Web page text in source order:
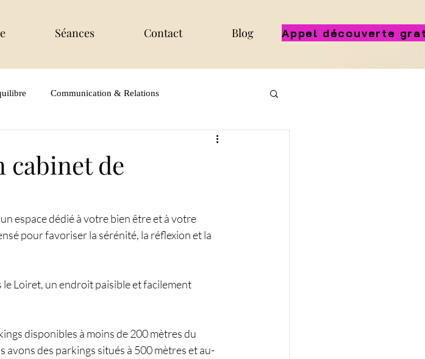
Séances Contact Blog
Communication & Relations
cabinet de
espace dédié à votre bien être et à votre
pour favoriser la sérénité, la réflexion et la
Loiret, un endroit paisible et facilement
disponibles à moins de 200 mètres du
des parkings situés à 500 mètres et au-